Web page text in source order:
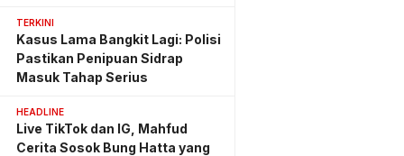
TERKINI
Kasus Lama Bangkit Lagi: Polisi
Pastikan Penipuan Sidrap
Masuk Tahap Serius
HEADLINE
Live TikTok dan IG, Mahfud
Cerita Sosok Bung Hatta yang